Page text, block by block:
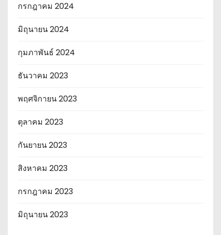
กรกฎาคม 2024
มิถุนายน 2024
กุมภาพันธ์ 2024
ธันวาคม 2023
พฤศจิกายน 2023
ตุลาคม 2023
กันยายน 2023
สิงหาคม 2023
กรกฎาคม 2023
มิถุนายน 2023